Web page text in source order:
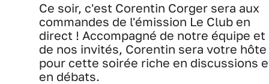
Ce soir, c'est Corentin Corger sera aux
commandes de l'émission Le Club en
direct ! Accompagné de notre équipe et
de nos invités, Corentin sera votre hôte
pour cette soirée riche en discussions
en débats.